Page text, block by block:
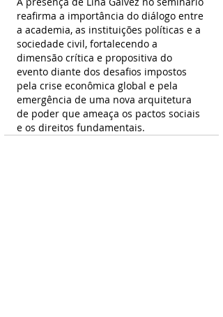
reafirma a importância do diálogo entre
a academia, as instituições políticas e a
sociedade civil, fortalecendo a
dimensão crítica e propositiva do
evento diante dos desafios impostos
pela crise econômica global e pela
emergência de uma nova arquitetura
de poder que ameaça os pactos sociais
e os direitos fundamentais.